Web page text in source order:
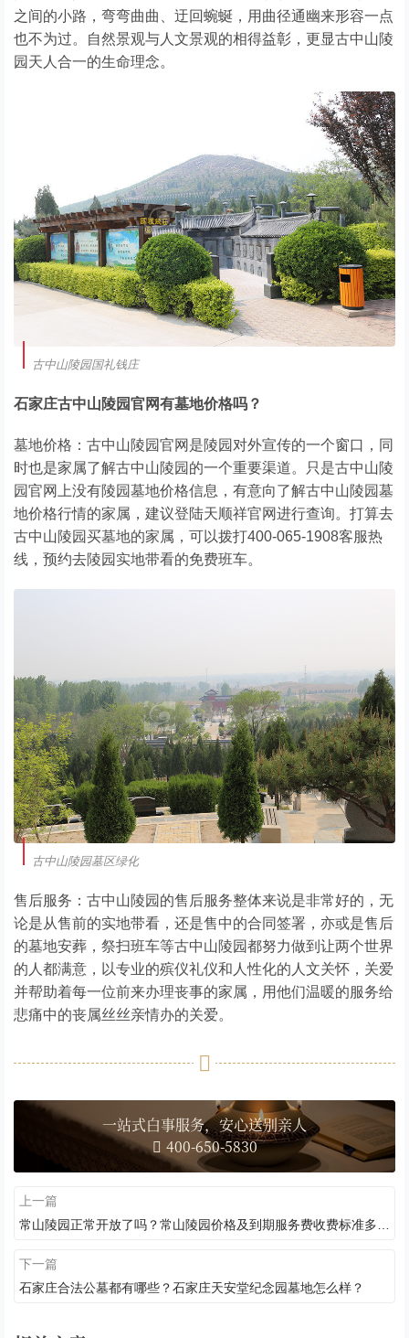
之间的小路，弯弯曲曲、迂回蜿蜒，用曲径通幽来形容一点
也不为过。自然景观与人文景观的相得益彰，更显古中山陵
园天人合一的生命理念。
古中山陵园国礼钱庄
石家庄古中山陵园官网有墓地价格吗？
墓地价格：古中山陵园官网是陵园对外宣传的一个窗口，同
时也是家属了解古中山陵园的一个重要渠道。只是古中山陵
园官网上没有陵园墓地价格信息，有意向了解古中山陵园墓
地价格行情的家属，建议登陆天顺祥官网进行查询。打算去
古中山陵园买墓地的家属，可以拨打400-065-1908客服热
线，预约去陵园实地带看的免费班车。
古中山陵园墓区绿化
售后服务：古中山陵园的售后服务整体来说是非常好的，无
论是从售前的实地带看，还是售中的合同签署，亦或是售后
的墓地安葬，祭扫班车等古中山陵园都努力做到让两个世界
的人都满意，以专业的殡仪礼仪和人性化的人文关怀，关爱
并帮助着每一位前来办理丧事的家属，用他们温暖的服务给
悲痛中的丧属丝丝亲情办的关爱。
一站式白事服务，安心送别亲人
400-650-5830
上一篇
下一篇
石家庄合法公墓都有哪些？石家庄天安堂纪念园墓地怎么样？